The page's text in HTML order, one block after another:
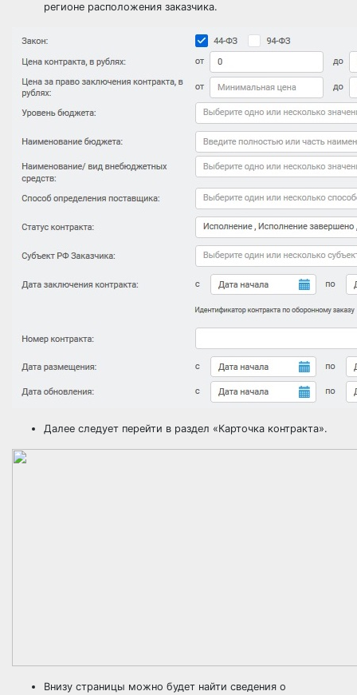
регионе расположения заказчика.
Далее следует перейти в раздел «Карточка контракта».
Внизу страницы можно будет найти сведения о